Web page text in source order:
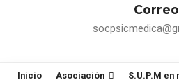
Correo
Inicio Asociación S.U.P.M en